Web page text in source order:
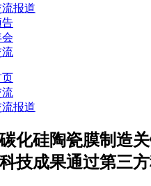
报道
告
流
页
流
报道
化硅陶瓷膜制造
技成果通过第三